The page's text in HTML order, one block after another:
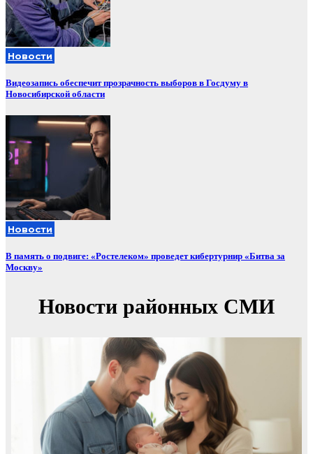
Новости
Видеозапись обеспечит прозрачность выборов в Госдуму в
Новосибирской области
Новости
В память о подвиге: «Ростелеком» проведет кибертурнир «Битва за
Москву»